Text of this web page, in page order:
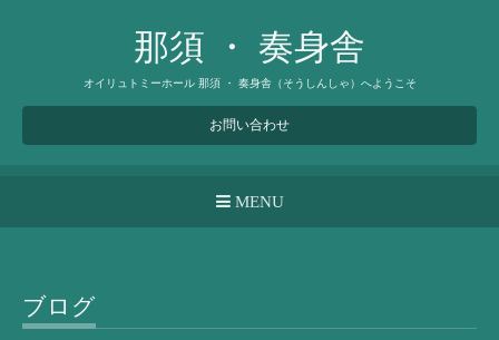
那須 ・ 奏身舎
オイリュトミーホール 那須 ・ 奏身舎（そうしんしゃ）へようこそ
お問い合わせ
MENU
ブログ